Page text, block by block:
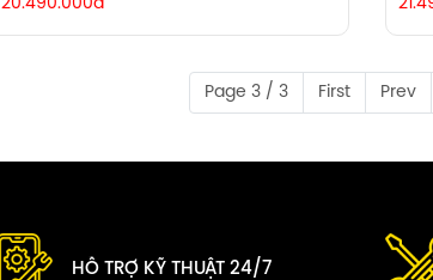
20.490.000đ
Page 3 / 3 First Prev
HỖ TRỢ KỸ THUẬT 24/7